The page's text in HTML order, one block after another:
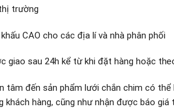
trường
CAO cho các địa lí và nhà phân phối
giao sau 24h kể từ khi đặt hàng hoặc
tâm đến sản phẩm lưới chắn chim có
khách hàng, cũng như nhận được báo